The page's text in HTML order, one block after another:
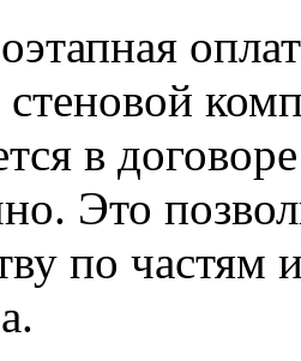
стеновой
в
Это
по частям